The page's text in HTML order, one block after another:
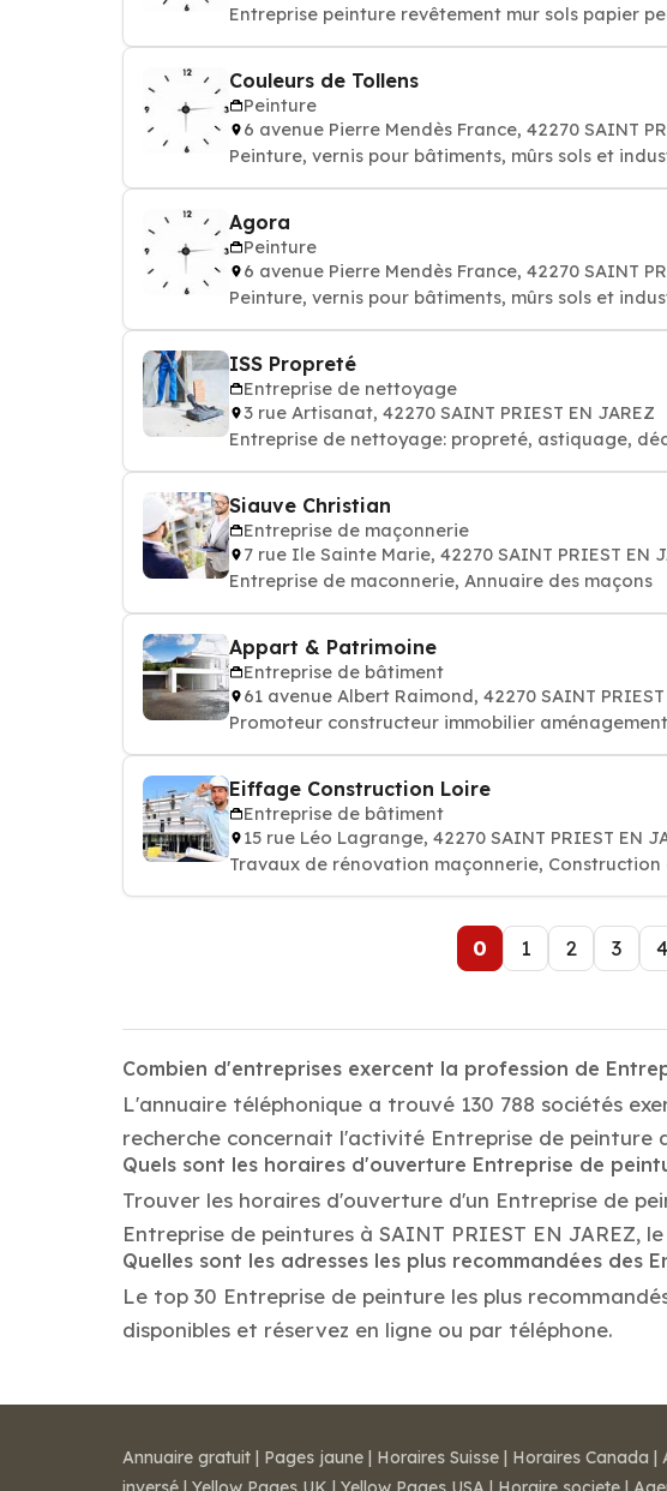
Entreprise peinture revêtement mur sols papier
Couleurs de Tollens
Peinture
6 avenue Pierre Mendès France, 42270 SAINT
Peinture, vernis pour bâtiments, mûrs sols et
Agora
Peinture
6 avenue Pierre Mendès France, 42270 SAINT
Peinture, vernis pour bâtiments, mûrs sols et
ISS Propreté
Entreprise de nettoyage
3 rue Artisanat, 42270 SAINT PRIEST EN JAREZ
Entreprise de nettoyage: propreté, astiquage,
Siauve Christian
Entreprise de maçonnerie
7 rue Ile Sainte Marie, 42270 SAINT PRIEST EN
Entreprise de maconnerie, Annuaire des maçons
Appart & Patrimoine
Entreprise de bâtiment
61 avenue Albert Raimond, 42270 SAINT PRIEST
Promoteur constructeur immobilier
Eiffage Construction Loire
Entreprise de bâtiment
15 rue Léo Lagrange, 42270 SAINT PRIEST EN
Travaux de rénovation maçonnerie,
0 1 2 3 4
Combien d'entreprises exercent la profession de
L'annuaire téléphonique a trouvé 130 788 sociétés
recherche concernait l'activité Entreprise de peinture
Quels sont les horaires d'ouverture Entreprise de
Trouver les horaires d'ouverture d'un Entreprise de
Entreprise de peintures à SAINT PRIEST EN JAREZ,
Quelles sont les adresses les plus recommandées des
Le top 30 Entreprise de peinture les plus
disponibles et réservez en ligne ou par téléphone.
Annuaire gratuit | Pages jaune | Horaires Suisse | Horaires Canada |